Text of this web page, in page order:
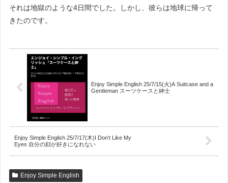
それは地獄のような4日間でした。しかし、彼らは地球に帰って
きたのです。
Enjoy Simple English 25/7/15(火)A Suitcase and a
Gentleman スーツケースと紳士
Enjoy Simple English 25/7/17(木)I Don’t Like My
Eyes 自分の顔が好きになれない
Enjoy Simple English